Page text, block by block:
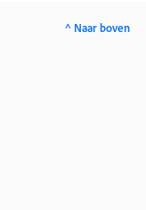
^ Naar boven